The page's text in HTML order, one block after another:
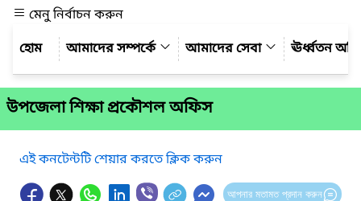
মেনু নির্বাচন করুন
আমাদের সম্পর্কে
আমাদের সেবা ঊর্ধ্বতন
উপজেলা শিক্ষা প্রকৌশল অফিস
এই কনটেন্টটি শেয়ার করতে ক্লিক করুন
আপনার মতামত প্রদান করুন